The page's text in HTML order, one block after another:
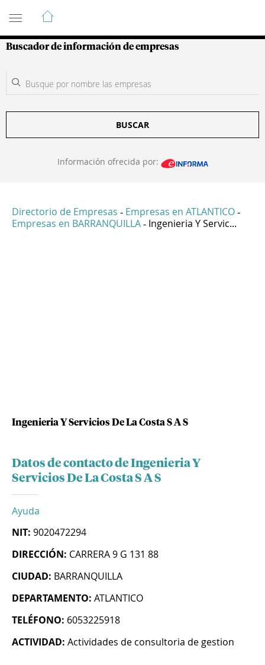
Guía de Empresas Colombianas
Buscador de información de empresas
BUSCAR
Información ofrecida por:
Directorio de Empresas - Empresas en ATLANTICO -
Empresas en BARRANQUILLA - Ingenieria Y Servic...
Ingenieria Y Servicios De La Costa S A S
Datos de contacto de Ingenieria Y
Servicios De La Costa S A S
Ayuda
NIT: 9020472294
DIRECCIÓN: CARRERA 9 G 131 88
CIUDAD: BARRANQUILLA
DEPARTAMENTO: ATLANTICO
TELÉFONO: 6053225918
ACTIVIDAD: Actividades de consultoria de gestion